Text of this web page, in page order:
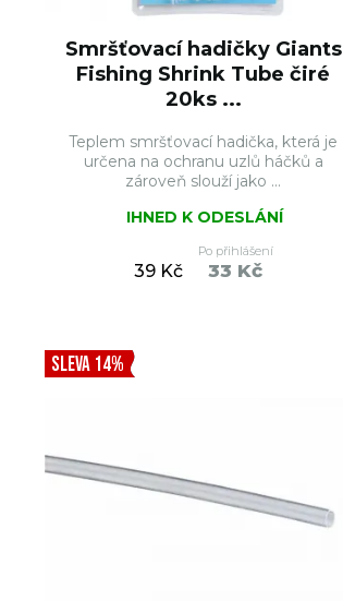
Smršťovací hadičky Giants
Fishing Shrink Tube čiré
20ks ...
Teplem smršťovací hadička, která je
určena na ochranu uzlů háčků a
zároveň slouží jako ...
IHNED K ODESLÁNÍ
39 Kč
Po přihlášení
33 Kč
SLEVA 14%